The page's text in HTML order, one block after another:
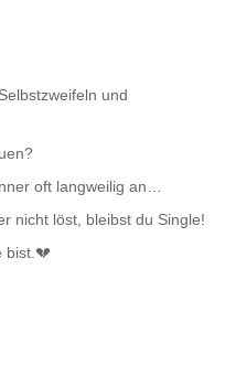
und
oft langweilig an…
nicht löst, bleibst du Single!
bist.💔